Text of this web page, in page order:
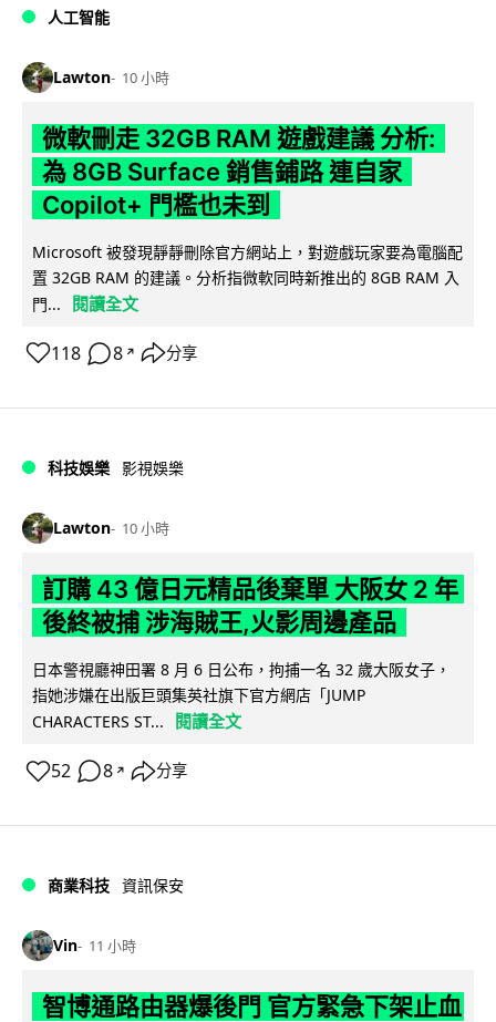
人工智能
Lawton 10 小時
微軟刪走 32GB RAM 遊戲建議 分析:
為 8GB Surface 銷售鋪路 連自家
Copilot+ 門檻也未到
Microsoft 被發現靜靜刪除官方網站上，對遊戲玩家要為電腦配
置 32GB RAM 的建議。分析指微軟同時新推出的 8GB RAM 入
門...
閱讀全文
118 8 ↗ 分享
科技娛樂 影視娛樂
Lawton 10 小時
訂購 43 億日元精品後棄單 大阪女 2 年
後終被捕 涉海賊王,火影周邊產品
日本警視廳神田署 8 月 6 日公布，拘捕一名 32 歲大阪女子，
指她涉嫌在出版巨頭集英社旗下官方網店「JUMP
CHARACTERS ST...
閱讀全文
52 8 ↗ 分享
商業科技 資訊保安
Vin 11 小時
智博通路由器爆後門 官方緊急下架止血